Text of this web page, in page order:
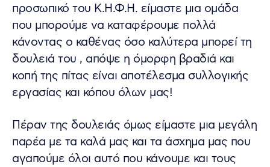
προσωπικό του Κ.Η.Φ.Η. είμαστε μια ομάδα
που μπορούμε να καταφέρουμε πολλά
κάνοντας ο καθένας όσο καλύτερα μπορεί τη
δουλειά του , απόψε η όμορφη βραδιά και
κοπή της πίτας είναι αποτέλεσμα συλλογικής
εργασίας και κόπου όλων μας!
Πέραν της δουλειάς όμως είμαστε μια μεγάλη
παρέα με τα καλά μας και τα άσχημα μας που
αγαπούμε όλοι αυτό που κάνουμε και τους